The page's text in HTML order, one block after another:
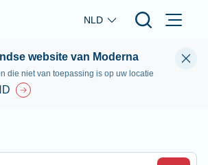
Skip to main content
NLD
website van Moderna
die niet van toepassing is op uw locatie